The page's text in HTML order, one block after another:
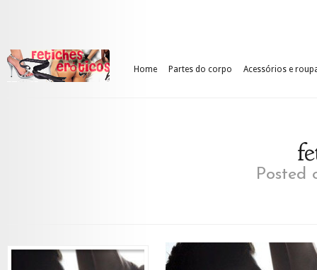
Home Partes do corpo Acessórios e
Posted